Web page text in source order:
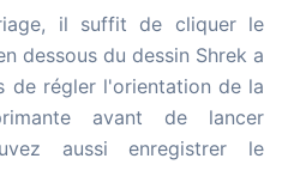
il suffit de cliquer le
dessous du dessin Shrek a
de régler l'orientation de la
avant de lancer
aussi enregistrer le